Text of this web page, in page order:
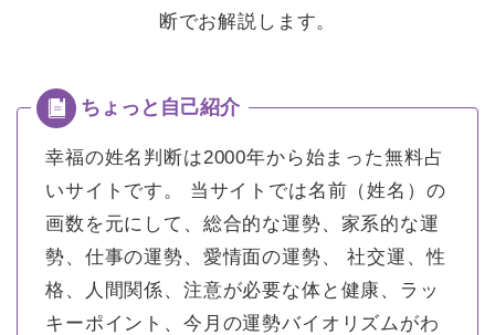
断でお解説します。
幸福の姓名判断は2000年から始まった無料占
いサイトです。
当サイトでは名前（姓名）の
画数を元にして、総合的な運勢、家系的な運
勢、仕事の運勢、愛情面の運勢、 社交運、性
格、人間関係、注意が必要な体と健康、ラッ
キーポイント、今月の運勢バイオリズムがわ